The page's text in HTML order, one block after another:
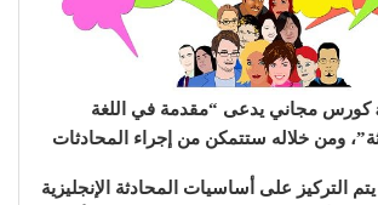
يقدم موقع alison كورس مجاني يدعى “مقدمة في اللغة
ومن خلاله ستتمكن من إجراء المحادثات
التركيز على أساسيات المحادثة الإنجليزية